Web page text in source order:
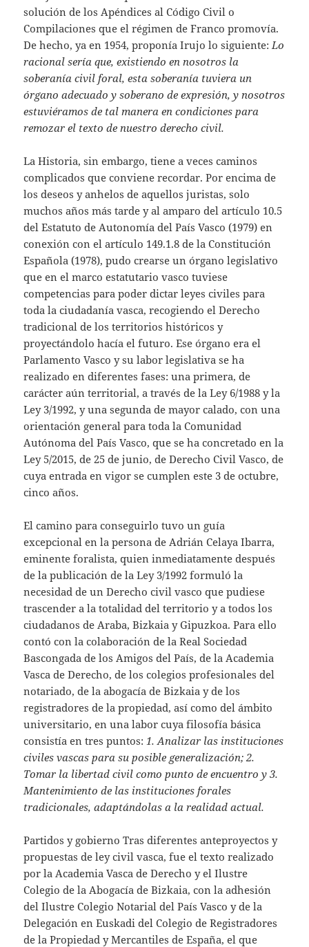
solución de los Apéndices al Código Civil o
Compilaciones que el régimen de Franco promovía.
De hecho, ya en 1954, proponía Irujo lo siguiente: Lo
racional sería que, existiendo en nosotros la
soberanía civil foral, esta soberanía tuviera un
órgano adecuado y soberano de expresión, y nosotros
estuviéramos de tal manera en condiciones para
remozar el texto de nuestro derecho civil.
La Historia, sin embargo, tiene a veces caminos
complicados que conviene recordar. Por encima de
los deseos y anhelos de aquellos juristas, solo
muchos años más tarde y al amparo del artículo 10.5
del Estatuto de Autonomía del País Vasco (1979) en
conexión con el artículo 149.1.8 de la Constitución
Española (1978), pudo crearse un órgano legislativo
que en el marco estatutario vasco tuviese
competencias para poder dictar leyes civiles para
toda la ciudadanía vasca, recogiendo el Derecho
tradicional de los territorios históricos y
proyectándolo hacía el futuro. Ese órgano era el
Parlamento Vasco y su labor legislativa se ha
realizado en diferentes fases: una primera, de
carácter aún territorial, a través de la Ley 6/1988 y la
Ley 3/1992, y una segunda de mayor calado, con una
orientación general para toda la Comunidad
Autónoma del País Vasco, que se ha concretado en la
Ley 5/2015, de 25 de junio, de Derecho Civil Vasco, de
cuya entrada en vigor se cumplen este 3 de octubre,
cinco años.
El camino para conseguirlo tuvo un guía
excepcional en la persona de Adrián Celaya Ibarra,
eminente foralista, quien inmediatamente después
de la publicación de la Ley 3/1992 formuló la
necesidad de un Derecho civil vasco que pudiese
trascender a la totalidad del territorio y a todos los
ciudadanos de Araba, Bizkaia y Gipuzkoa. Para ello
contó con la colaboración de la Real Sociedad
Bascongada de los Amigos del País, de la Academia
Vasca de Derecho, de los colegios profesionales del
notariado, de la abogacía de Bizkaia y de los
registradores de la propiedad, así como del ámbito
universitario, en una labor cuya filosofía básica
consistía en tres puntos: 1. Analizar las instituciones
civiles vascas para su posible generalización; 2.
Tomar la libertad civil como punto de encuentro y 3.
Mantenimiento de las instituciones forales
tradicionales, adaptándolas a la realidad actual.
Partidos y gobierno Tras diferentes anteproyectos y
propuestas de ley civil vasca, fue el texto realizado
por la Academia Vasca de Derecho y el Ilustre
Colegio de la Abogacía de Bizkaia, con la adhesión
del Ilustre Colegio Notarial del País Vasco y de la
Delegación en Euskadi del Colegio de Registradores
de la Propiedad y Mercantiles de España, el que